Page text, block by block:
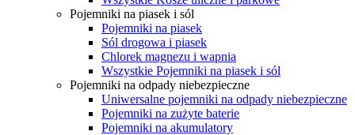
Pojemniki na piasek i sól
Pojemniki na piasek
Sól drogowa i piasek
Chlorek magnezu i wapnia
Wszystkie Pojemniki na piasek i sól
Pojemniki na odpady niebezpieczne
Uniwersalne pojemniki na odpady niebezpieczne
Pojemniki na zużyte baterie
Pojemniki na akumulatory